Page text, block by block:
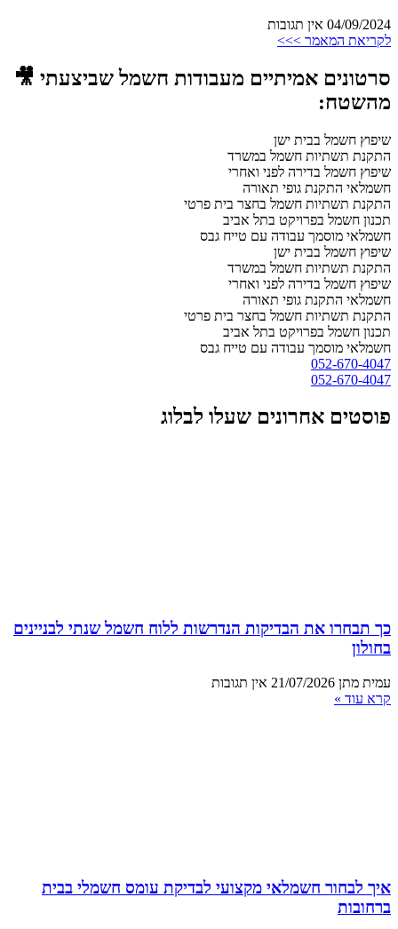
04/09/2024 אין תגובות
לקריאת המאמר >>>
סרטונים אמיתיים מעבודות חשמל שביצעתי 🎥
מהשטח:
שיפוץ חשמל בבית ישן
התקנת תשתיות חשמל במשרד
שיפוץ חשמל בדירה לפני ואחרי
חשמלאי התקנת גופי תאורה
התקנת תשתיות חשמל בחצר בית פרטי
תכנון חשמל בפרויקט בתל אביב
חשמלאי מוסמך עבודה עם טייח גבס
שיפוץ חשמל בבית ישן
התקנת תשתיות חשמל במשרד
שיפוץ חשמל בדירה לפני ואחרי
חשמלאי התקנת גופי תאורה
התקנת תשתיות חשמל בחצר בית פרטי
תכנון חשמל בפרויקט בתל אביב
חשמלאי מוסמך עבודה עם טייח גבס
052-670-4047
052-670-4047
פוסטים אחרונים שעלו לבלוג
כך תבחרו את הבדיקות הנדרשות ללוח חשמל שנתי לבניינים
בחולון
עמית מתן 21/07/2026 אין תגובות
קרא עוד »
איך לבחור חשמלאי מקצועי לבדיקת עומס חשמלי בבית
ברחובות